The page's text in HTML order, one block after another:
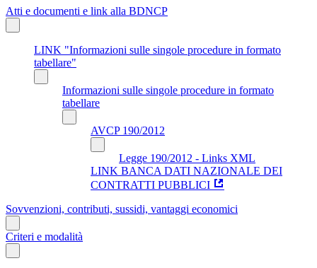
Atti e documenti e link alla BDNCP
LINK "Informazioni sulle singole procedure in formato
tabellare"
Informazioni sulle singole procedure in formato
tabellare
AVCP 190/2012
Legge 190/2012 - Links XML
LINK BANCA DATI NAZIONALE DEI
CONTRATTI PUBBLICI
Sovvenzioni, contributi, sussidi, vantaggi economici
Criteri e modalità